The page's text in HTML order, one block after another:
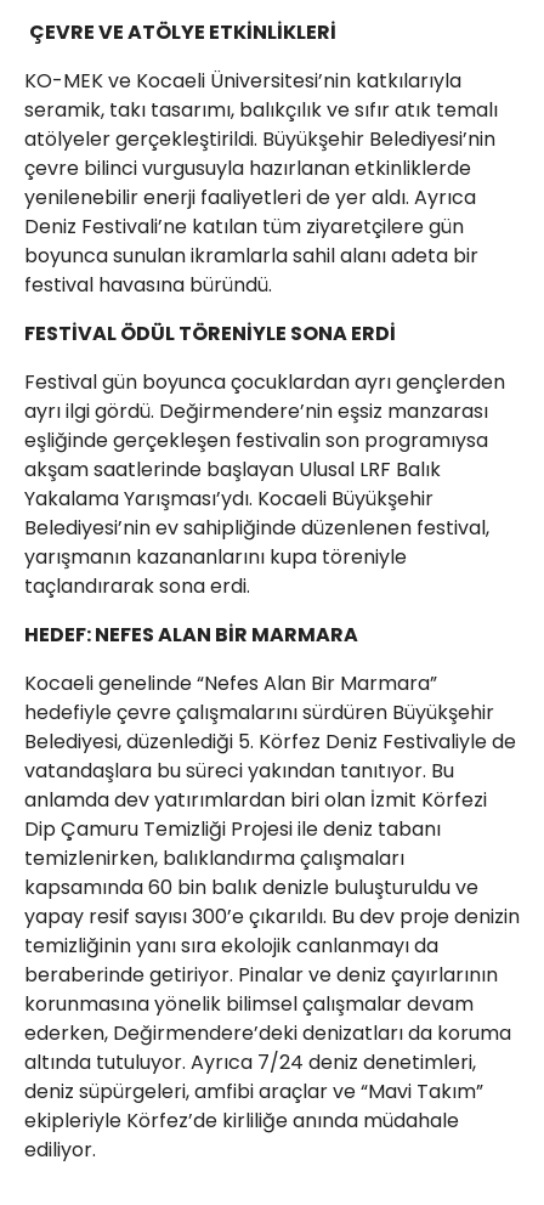
ÇEVRE VE ATÖLYE ETKİNLİKLERİ
KO-MEK ve Kocaeli Üniversitesi’nin katkılarıyla
seramik, takı tasarımı, balıkçılık ve sıfır atık temalı
atölyeler gerçekleştirildi. Büyükşehir Belediyesi’nin
çevre bilinci vurgusuyla hazırlanan etkinliklerde
yenilenebilir enerji faaliyetleri de yer aldı. Ayrıca
Deniz Festivali’ne katılan tüm ziyaretçilere gün
boyunca sunulan ikramlarla sahil alanı adeta bir
festival havasına büründü.
FESTİVAL ÖDÜL TÖRENİYLE SONA ERDİ
Festival gün boyunca çocuklardan ayrı gençlerden
ayrı ilgi gördü. Değirmendere’nin eşsiz manzarası
eşliğinde gerçekleşen festivalin son programıysa
akşam saatlerinde başlayan Ulusal LRF Balık
Yakalama Yarışması’ydı. Kocaeli Büyükşehir
Belediyesi’nin ev sahipliğinde düzenlenen festival,
yarışmanın kazananlarını kupa töreniyle
taçlandırarak sona erdi.
HEDEF: NEFES ALAN BİR MARMARA
Kocaeli genelinde “Nefes Alan Bir Marmara”
hedefiyle çevre çalışmalarını sürdüren Büyükşehir
Belediyesi, düzenlediği 5. Körfez Deniz Festivaliyle de
vatandaşlara bu süreci yakından tanıtıyor. Bu
anlamda dev yatırımlardan biri olan İzmit Körfezi
Dip Çamuru Temizliği Projesi ile deniz tabanı
temizlenirken, balıklandırma çalışmaları
kapsamında 60 bin balık denizle buluşturuldu ve
yapay resif sayısı 300’e çıkarıldı. Bu dev proje denizin
temizliğinin yanı sıra ekolojik canlanmayı da
beraberinde getiriyor. Pinalar ve deniz çayırlarının
korunmasına yönelik bilimsel çalışmalar devam
ederken, Değirmendere’deki denizatları da koruma
altında tutuluyor. Ayrıca 7/24 deniz denetimleri,
deniz süpürgeleri, amfibi araçlar ve “Mavi Takım”
ekipleriyle Körfez’de kirliliğe anında müdahale
ediliyor.